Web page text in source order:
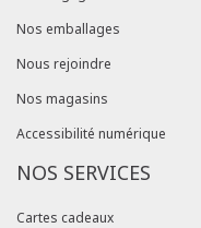
Nos emballages
Nous rejoindre
Nos magasins
Accessibilité numérique
NOS SERVICES
Cartes cadeaux